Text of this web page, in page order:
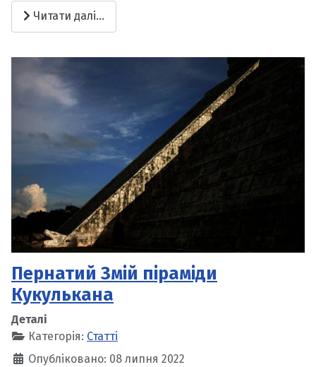
Читати далі...
Пернатий Змій піраміди
Кукулькана
Деталі
Категорія: Статті
Опубліковано: 08 липня 2022